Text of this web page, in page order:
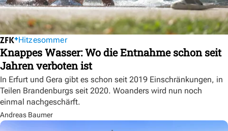
Hitzesommer
Knappes Wasser: Wo die Entnahme schon seit
Jahren verboten ist
In Erfurt und Gera gibt es schon seit 2019 Einschränkungen, in
Teilen Brandenburgs seit 2020. Woanders wird nun noch
einmal nachgeschärft.
Andreas Baumer